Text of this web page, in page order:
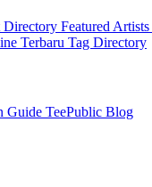
Directory Featured Artists
Terbaru Tag Directory
Guide TeePublic Blog